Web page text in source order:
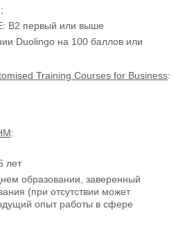
B2 первый или выше
Duolingo на 100 баллов или
Training Courses for Business:
:
лет
образовании, заверенный
(при отсутствии может
опыт работы в сфере